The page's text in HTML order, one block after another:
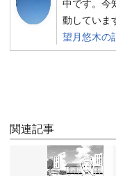
中です。今
動していま
望月悠木の
関連記事